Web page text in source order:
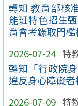
轉知 教育部核
能班特色招生
育會考錄取門
2026-07-24 特
轉知「行政院
違反身心障礙者
2026-07-09 特